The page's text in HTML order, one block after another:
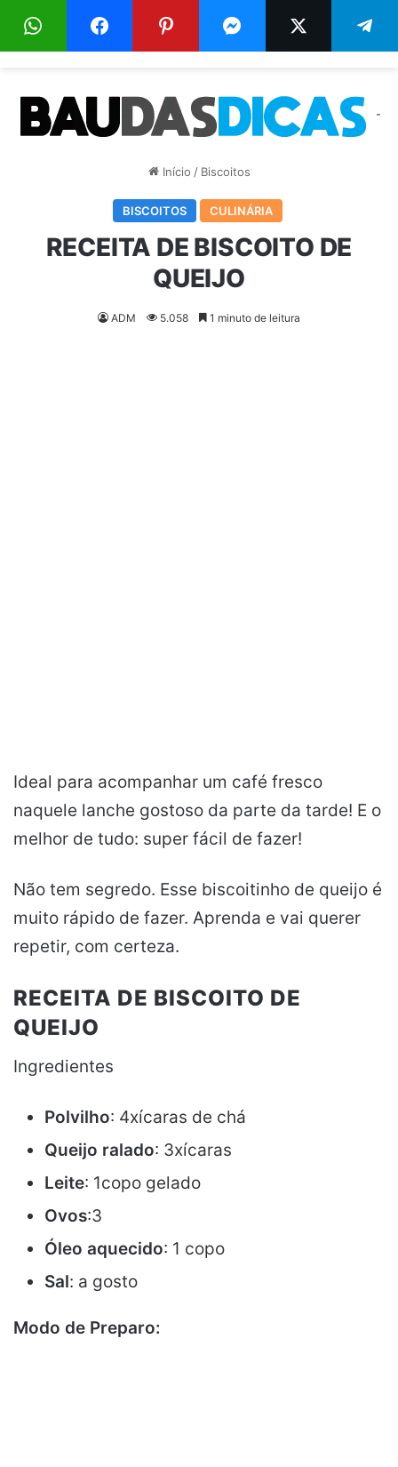
Menu
-
Início / Biscoitos
BISCOITOS CULINÁRIA
RECEITA DE BISCOITO DE
QUEIJO
ADM 5.058 1 minuto de leitura
Ideal para acompanhar um café fresco
naquele lanche gostoso da parte da tarde! E o
melhor de tudo: super fácil de fazer!
Não tem segredo. Esse biscoitinho de queijo é
muito rápido de fazer. Aprenda e vai querer
repetir, com certeza.
RECEITA DE BISCOITO DE
QUEIJO
Ingredientes
Polvilho: 4xícaras de chá
Queijo ralado: 3xícaras
Leite: 1copo gelado
Ovos:3
Óleo aquecido: 1 copo
Sal: a gosto
Modo de Preparo: